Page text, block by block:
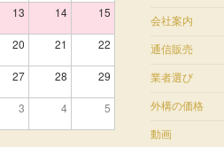
13 14 15
20 21 22
27 28 29
3 4 5
会社案内
通信販売
業者選び
外構の価格
動画